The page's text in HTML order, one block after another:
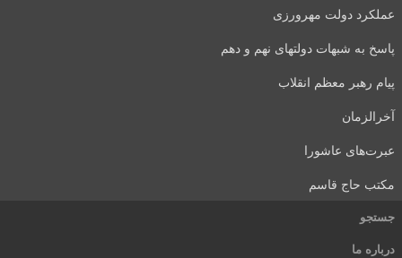
عملکرد دولت مهرورزی
پاسخ به شبهات دولتهای نهم و دهم
پیام رهبر معظم انقلاب
آخرالزمان
عبرت‌های عاشورا
مکتب حاج قاسم
جستجو
درباره ما